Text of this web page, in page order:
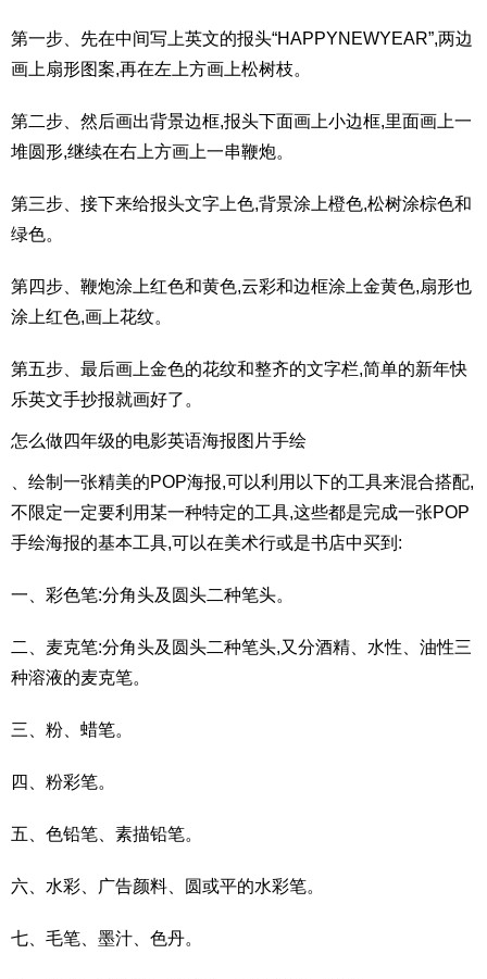
第一步、先在中间写上英文的报头“HAPPYNEWYEAR”,两边
画上扇形图案,再在左上方画上松树枝。
第二步、然后画出背景边框,报头下面画上小边框,里面画上一
堆圆形,继续在右上方画上一串鞭炮。
第三步、接下来给报头文字上色,背景涂上橙色,松树涂棕色和
绿色。
第四步、鞭炮涂上红色和黄色,云彩和边框涂上金黄色,扇形也
涂上红色,画上花纹。
第五步、最后画上金色的花纹和整齐的文字栏,简单的新年快
乐英文手抄报就画好了。
怎么做四年级的电影英语海报图片手绘
、绘制一张精美的POP海报,可以利用以下的工具来混合搭配,
不限定一定要利用某一种特定的工具,这些都是完成一张POP
手绘海报的基本工具,可以在美术行或是书店中买到:
一、彩色笔:分角头及圆头二种笔头。
二、麦克笔:分角头及圆头二种笔头,又分酒精、水性、油性三
种溶液的麦克笔。
三、粉、蜡笔。
四、粉彩笔。
五、色铅笔、素描铅笔。
六、水彩、广告颜料、圆或平的水彩笔。
七、毛笔、墨汁、色丹。